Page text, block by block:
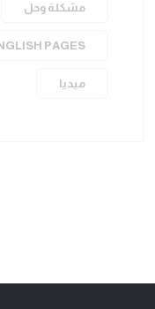
مشكلة وحل
PAGES
ميديا